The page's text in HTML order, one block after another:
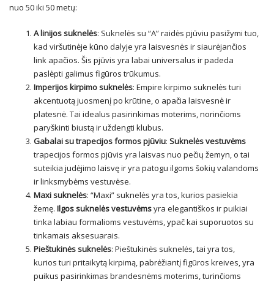
nuo 50 iki 50 metų:
A linijos suknelės: Suknelės su “A” raidės pjūviu pasižymi tuo,
kad viršutinėje kūno dalyje yra laisvesnės ir siaurėjančios
link apačios. Šis pjūvis yra labai universalus ir padeda
paslėpti galimus figūros trūkumus.
Imperijos kirpimo suknelės: Empire kirpimo suknelės turi
akcentuotą juosmenį po krūtine, o apačia laisvesnė ir
platesnė. Tai idealus pasirinkimas moterims, norinčioms
paryškinti biustą ir uždengti klubus.
Gabalai su trapecijos formos pjūviu: Suknelės vestuvėms
trapecijos formos pjūvis yra laisvas nuo pečių žemyn, o tai
suteikia judėjimo laisvę ir yra patogu ilgoms šokių valandoms
ir linksmybėms vestuvėse.
Maxi suknelės: “Maxi” suknelės yra tos, kurios pasiekia
žemę. Ilgos suknelės vestuvėmsyra elegantiškos ir puikiai
tinka labiau formalioms vestuvėms, ypač kai suporuotos su
tinkamais aksesuarais.
Pieštukinės suknelės: Pieštukinės suknelės, tai yra tos,
kurios turi pritaikytą kirpimą, pabrėžiantį figūros kreives, yra
puikus pasirinkimas brandesnėms moterims, turinčioms